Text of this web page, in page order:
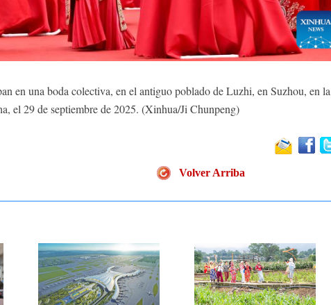
en una boda colectiva, en el antiguo poblado de Luzhi, en Suzhou, en la
el 29 de septiembre de 2025. (Xinhua/Ji Chunpeng)
Volver Arriba